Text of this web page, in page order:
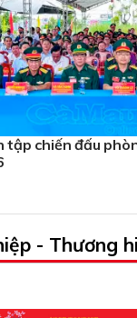
tập chiến đấu
- Thương